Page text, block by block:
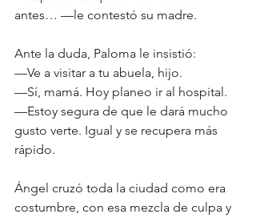
antes… —le contestó su madre.
Ante la duda, Paloma le insistió:
—Ve a visitar a tu abuela, hijo.
—Sí, mamá. Hoy planeo ir al hospital.
—Estoy segura de que le dará mucho
gusto verte. Igual y se recupera más
rápido.
Ángel cruzó toda la ciudad como era
costumbre, con esa mezcla de culpa y